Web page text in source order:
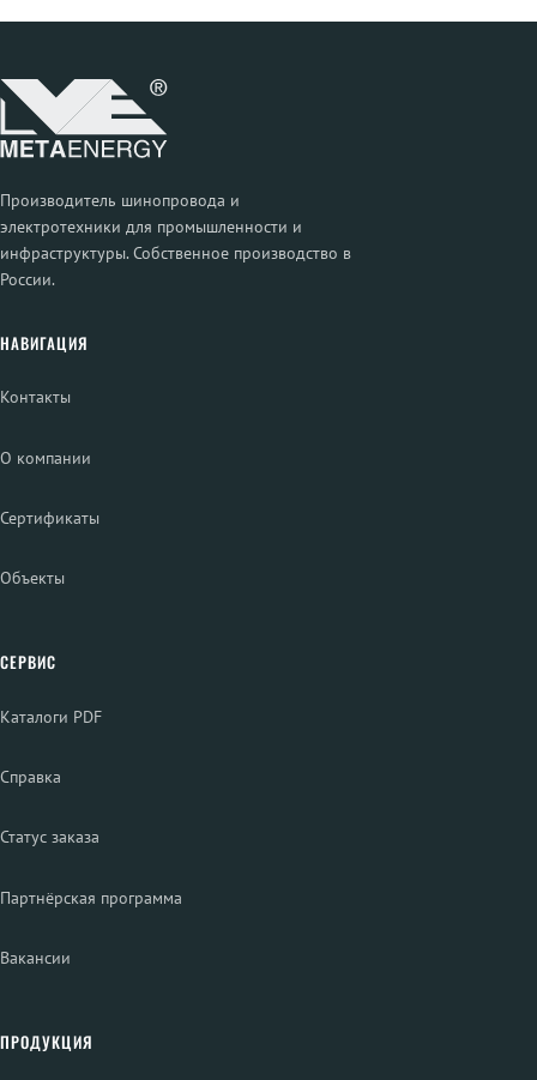
Производитель шинопровода и
электротехники для промышленности и
инфраструктуры. Собственное производство в
России.
НАВИГАЦИЯ
Контакты
О компании
Сертификаты
Объекты
СЕРВИС
Каталоги PDF
Справка
Статус заказа
Партнёрская программа
Вакансии
ПРОДУКЦИЯ